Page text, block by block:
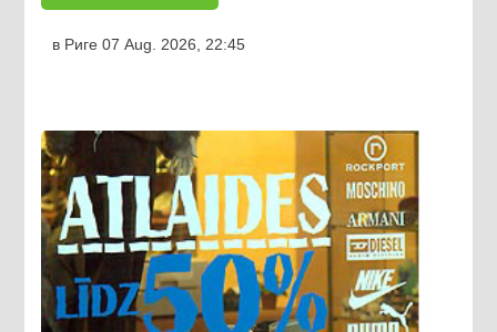
в Риге07 Aug. 2026, 22:45